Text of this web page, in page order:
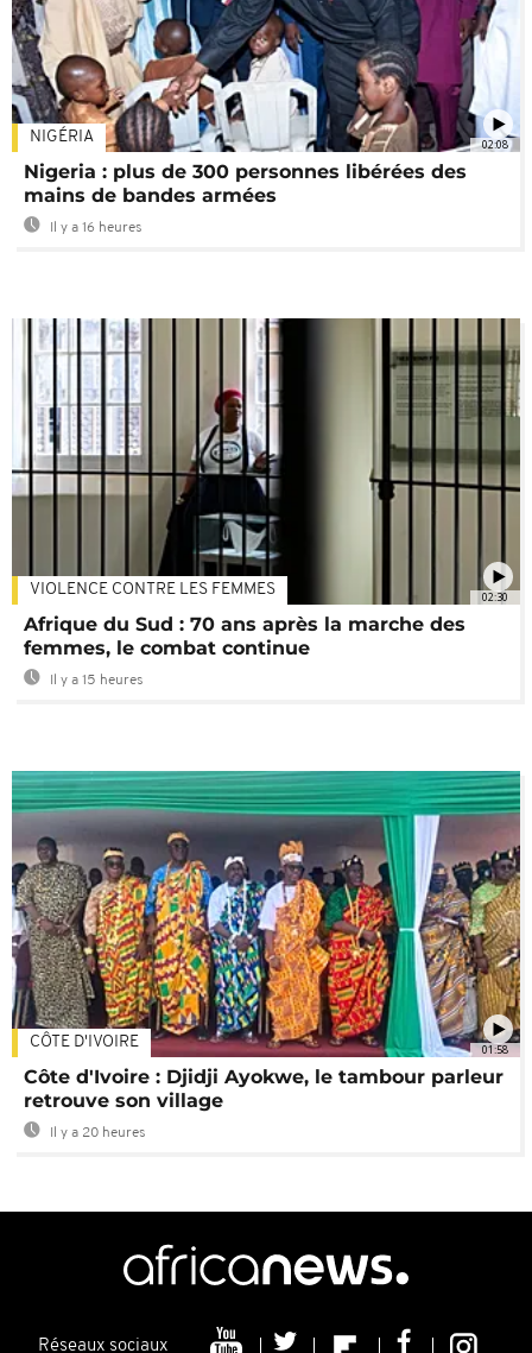
02:08
NIGÉRIA
Nigeria : plus de 300 personnes libérées des
mains de bandes armées
Il y a 16 heures
02:30
VIOLENCE CONTRE LES FEMMES
Afrique du Sud : 70 ans après la marche des
femmes, le combat continue
Il y a 15 heures
01:58
CÔTE D'IVOIRE
Côte d'Ivoire : Djidji Ayokwe, le tambour parleur
retrouve son village
Il y a 20 heures
Réseaux sociaux